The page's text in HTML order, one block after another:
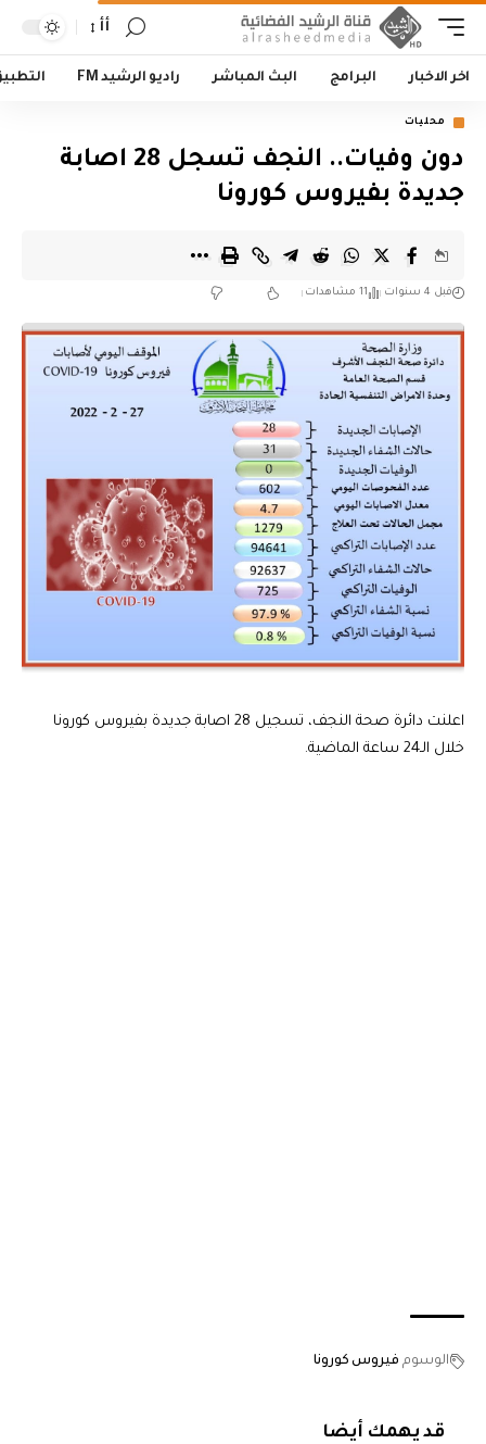
أأ
اخر الاخبار البرامج البث المباشر راديو الرشيد FM
محليات
دون وفيات.. النجف تسجل 28 اصابة
جديدة بفيروس كورونا
قبل 4 سنوات 11 مشاهدات
اعلنت دائرة صحة النجف، تسجيل 28 اصابة جديدة بفيروس كورونا
خلال الـ24 ساعة الماضية.
الوسوم فيروس كورونا
قد يهمك أيضا